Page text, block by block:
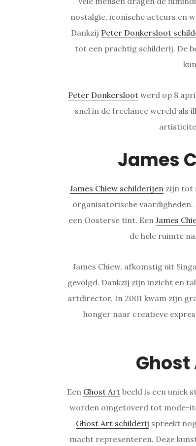
nostalgie, iconische acteurs en
Dankzij Peter Donkersloot
tot een prachtig schilderij. De
Peter Donkersloot werd op 8
snel in de freelance wereld
James
James Chiew schilderijen zijn tot
organisatorische
een Oosterse tint. Een James
de hele ruimte
James Chiew, afkomstig uit
gevolgd. Dankzij zijn inzicht en
artdirector. In 2001 kwam zijn
honger naar creatieve
Een Ghost Artbeeld is een uniek
worden omgetoverd tot mode-
Ghost Art schilderij spreekt
macht representeren. Deze